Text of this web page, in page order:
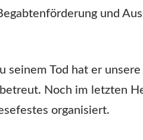
und
Tod hat er unsere
Noch im letzten
organisiert.